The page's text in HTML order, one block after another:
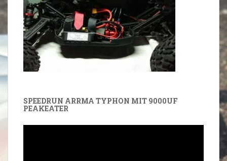
SPEEDRUN ARRMA TYPHON MIT 9000UF
PEAKEATER